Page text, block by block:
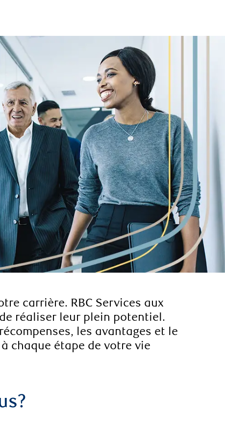
carrière. RBC Services aux
réaliser leur plein potentiel.
les avantages et le
chaque étape de votre vie